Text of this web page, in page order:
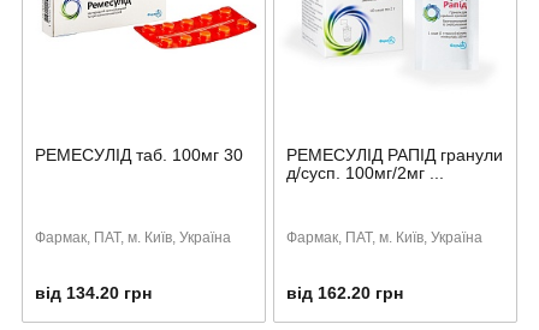
РЕМЕСУЛІД таб. 100мг 30
Фармак, ПАТ, м. Київ, Україна
від 134.20 грн
РЕМЕСУЛІД РАПІД гранули
д/сусп. 100мг/2мг ...
Фармак, ПАТ, м. Київ, Україна
від 162.20 грн